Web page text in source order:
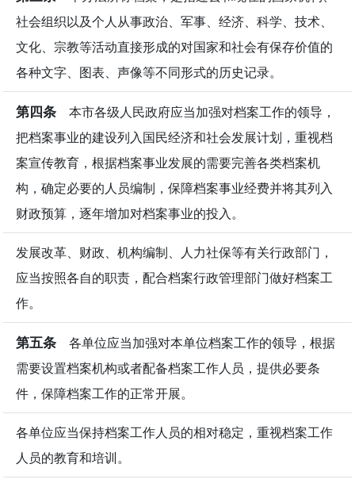
社会组织以及个人从事政治、军事、经济、科学、技术、
文化、宗教等活动直接形成的对国家和社会有保存价值的
各种文字、图表、声像等不同形式的历史记录。
第四条 本市各级人民政府应当加强对档案工作的领导，
把档案事业的建设列入国民经济和社会发展计划，重视档
案宣传教育，根据档案事业发展的需要完善各类档案机
构，确定必要的人员编制，保障档案事业经费并将其列入
财政预算，逐年增加对档案事业的投入。
发展改革、财政、机构编制、人力社保等有关行政部门，
应当按照各自的职责，配合档案行政管理部门做好档案工
作。
第五条 各单位应当加强对本单位档案工作的领导，根据
需要设置档案机构或者配备档案工作人员，提供必要条
件，保障档案工作的正常开展。
各单位应当保持档案工作人员的相对稳定，重视档案工作
人员的教育和培训。